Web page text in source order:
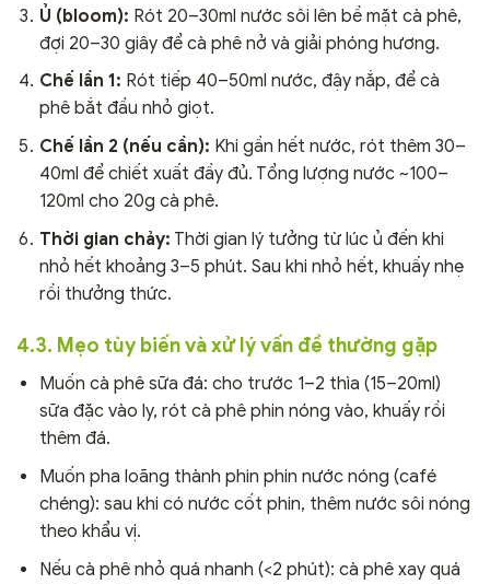
Ủ (bloom): Rót 20–30ml nước sôi lên bề mặt cà phê,
đợi 20–30 giây để cà phê nở và giải phóng hương.
Chế lần 1: Rót tiếp 40–50ml nước, đậy nắp, để cà
phê bắt đầu nhỏ giọt.
Chế lần 2 (nếu cần): Khi gần hết nước, rót thêm 30–
40ml để chiết xuất đầy đủ. Tổng lượng nước ~100–
120ml cho 20g cà phê.
Thời gian chảy: Thời gian lý tưởng từ lúc ủ đến khi
nhỏ hết khoảng 3–5 phút. Sau khi nhỏ hết, khuấy nhẹ
rồi thưởng thức.
4.3. Mẹo tùy biến và xử lý vấn đề thường gặp
Muốn cà phê sữa đá: cho trước 1–2 thìa (15–20ml)
sữa đặc vào ly, rót cà phê phin nóng vào, khuấy rồi
thêm đá.
Muốn pha loãng thành phin phin nước nóng (café
chéng): sau khi có nước cốt phin, thêm nước sôi nóng
theo khẩu vị.
Nếu cà phê nhỏ quá nhanh (<2 phút): cà phê xay quá